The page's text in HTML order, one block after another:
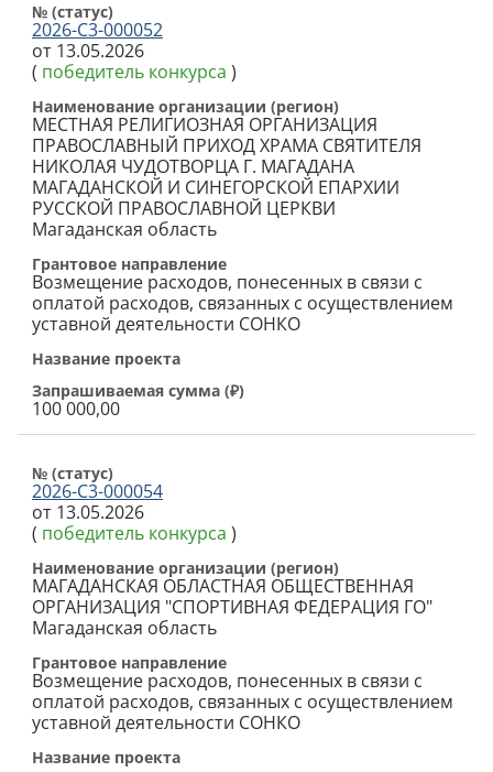
№ (cтатус)
2026-С3-000052
от 13.05.2026
( победитель конкурса )
Наименование организации (регион)
МЕСТНАЯ РЕЛИГИОЗНАЯ ОРГАНИЗАЦИЯ
ПРАВОСЛАВНЫЙ ПРИХОД ХРАМА СВЯТИТЕЛЯ
НИКОЛАЯ ЧУДОТВОРЦА Г. МАГАДАНА
МАГАДАНСКОЙ И СИНЕГОРСКОЙ ЕПАРХИИ
РУССКОЙ ПРАВОСЛАВНОЙ ЦЕРКВИ
Магаданская область
Грантовое направление
Возмещение расходов, понесенных в связи с
оплатой расходов, связанных с осуществлением
уставной деятельности СОНКО
Название проекта
Запрашиваемая сумма (₽)
100 000,00
№ (cтатус)
2026-С3-000054
от 13.05.2026
( победитель конкурса )
Наименование организации (регион)
МАГАДАНСКАЯ ОБЛАСТНАЯ ОБЩЕСТВЕННАЯ
ОРГАНИЗАЦИЯ "СПОРТИВНАЯ ФЕДЕРАЦИЯ ГО"
Магаданская область
Грантовое направление
Возмещение расходов, понесенных в связи с
оплатой расходов, связанных с осуществлением
уставной деятельности СОНКО
Название проекта